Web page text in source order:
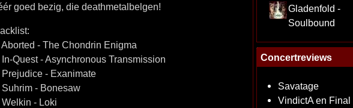
goed bezig, die deathmetalbelgen!
Aborted - The Chondrin Enigma
In-Quest - Asynchronous Transmission
Prejudice - Exanimate
Suhrim - Bonesaw
Welkin - Loki
Gladenfold -
Soulbound
Concertreviews
Savatage
VindictA en Final